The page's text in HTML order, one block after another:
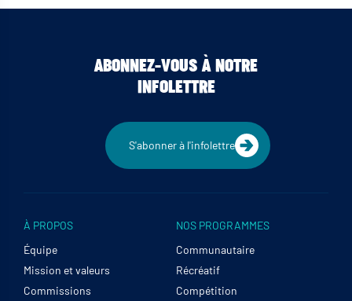
ABONNEZ-VOUS À NOTRE
INFOLETTRE
S'abonner à l'infolettre
À PROPOS
Équipe
Mission et valeurs
Commissions
NOS PROGRAMMES
Communautaire
Récréatif
Compétition